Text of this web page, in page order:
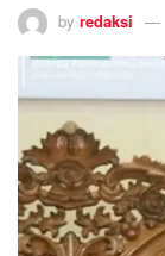
by redaksi